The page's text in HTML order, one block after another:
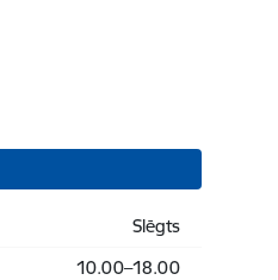
Slēgts
10.00–18.00